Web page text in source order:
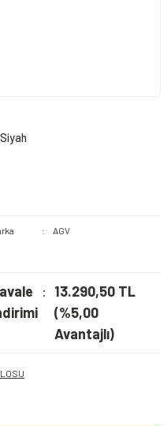
AGV
13.290,50 TL
(%5,00
Avantajlı)